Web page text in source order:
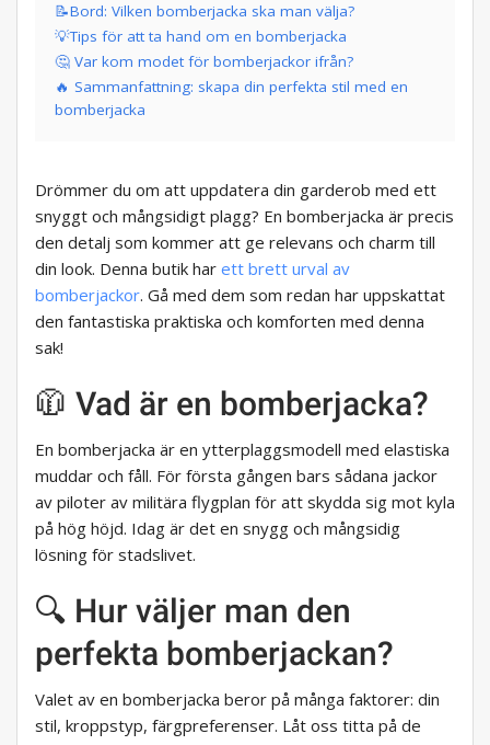
📝Bord: Vilken bomberjacka ska man välja?
💡Tips för att ta hand om en bomberjacka
🤔 Var kom modet för bomberjackor ifrån?
🔥 Sammanfattning: skapa din perfekta stil med en
bomberjacka
Drömmer du om att uppdatera din garderob med ett
snyggt och mångsidigt plagg? En bomberjacka är precis
den detalj som kommer att ge relevans och charm till
din look. Denna butik har ett brett urval av
bomberjackor. Gå med dem som redan har uppskattat
den fantastiska praktiska och komforten med denna
sak!
🧥 Vad är en bomberjacka?
En bomberjacka är en ytterplaggsmodell med elastiska
muddar och fåll. För första gången bars sådana jackor
av piloter av militära flygplan för att skydda sig mot kyla
på hög höjd. Idag är det en snygg och mångsidig
lösning för stadslivet.
🔍 Hur väljer man den
perfekta bomberjackan?
Valet av en bomberjacka beror på många faktorer: din
stil, kroppstyp, färgpreferenser. Låt oss titta på de